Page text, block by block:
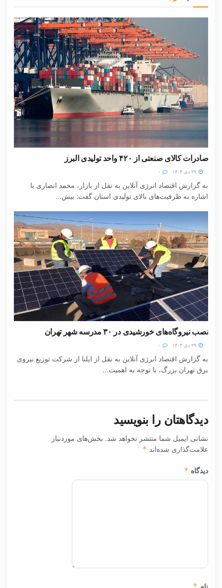
صادرات کالای صنعتی از ۴۲۰ واحد تولیدی البرز
به گزارش اقتصاد انرژی آنلاین به نقل از بازار، محمد انصاری با
اشاره به ظرفیت‌های بالای تولیدی استان گفت: بیش...
نصب نیروگاه‌های خورشیدی در ۳۰ مدرسه شهر تهران
به گزارش اقتصاد انرژی آنلاین به نقل از ایلنا از شرکت توزیع نیروی
برق تهران بزرگ، با توجه به اهمیت...
دیدگاهتان را بنویسید
نشانی ایمیل شما منتشر نخواهد شد. بخش‌های موردنیاز
علامت‌گذاری شده‌اند *
دیدگاه *
نام